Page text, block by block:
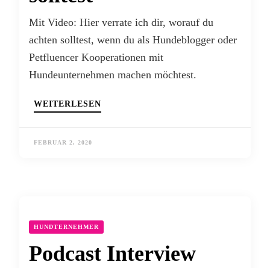
Mit Video: Hier verrate ich dir, worauf du
achten solltest, wenn du als Hundeblogger oder
Petfluencer Kooperationen mit
Hundeunternehmen machen möchtest.
WEITERLESEN
FEBRUAR 2, 2020
HUNDTERNEHMER
Podcast Interview